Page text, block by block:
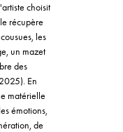
choisit
récupère
les
un mazet
des
En
matérielle
émotions,
de